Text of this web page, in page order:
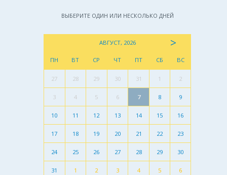
ВЫБЕРИТЕ ОДИН ИЛИ НЕСКОЛЬКО ДНЕЙ
АВГУСТ, 2026 >
ПН ВТ СР ЧТ ПТ СБ ВС
27 28 29 30 31 1 2
3 4 5 6 7 8 9
10 11 12 13 14 15 16
17 18 19 20 21 22 23
24 25 26 27 28 29 30
31 1 2 3 4 5 6